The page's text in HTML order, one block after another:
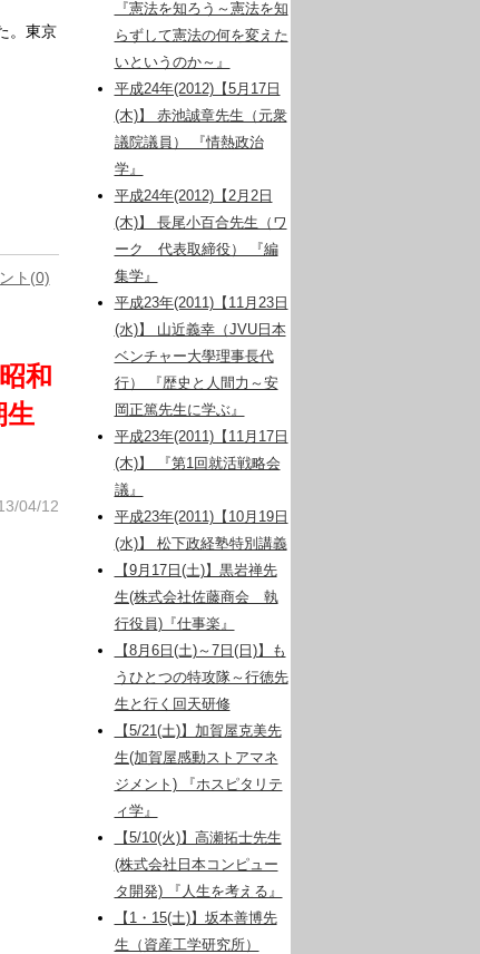
。東京
ト(0)
和
生
04/12
『憲法を知ろう～憲法を知
らずして憲法の何を変えた
いというのか～』
平成24年(2012)【5月17日
(木)】 赤池誠章先生（元衆
議院議員） 『情熱政治
学』
平成24年(2012)【2月2日
(木)】 長尾小百合先生（ワ
ーク 代表取締役） 『編
集学』
平成23年(2011)【11月23日
(水)】 山近義幸（JVU日本
ベンチャー大學理事長代
行） 『歴史と人間力～安
岡正篤先生に学ぶ』
平成23年(2011)【11月17日
(木)】 『第1回就活戦略会
議』
平成23年(2011)【10月19日
(水)】 松下政経塾特別講義
【9月17日(土)】黒岩禅先
生(株式会社佐藤商会 執
行役員)『仕事楽』
【8月6日(土)～7日(日)】も
うひとつの特攻隊～行徳先
生と行く回天研修
【5/21(土)】加賀屋克美先
生(加賀屋感動ストアマネ
ジメント) 『ホスピタリテ
ィ学』
【5/10(火)】高瀬拓士先生
(株式会社日本コンピュー
タ開発) 『人生を考える』
【1・15(土)】坂本善博先
生（資産工学研究所）